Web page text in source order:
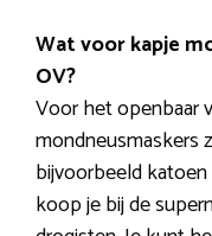
Wat voor kapje
OV?
Voor het openbaar
mondneusmaskers
bijvoorbeeld
koop je bij de